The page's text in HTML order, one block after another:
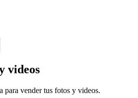
videos
para vender tus fotos y videos.